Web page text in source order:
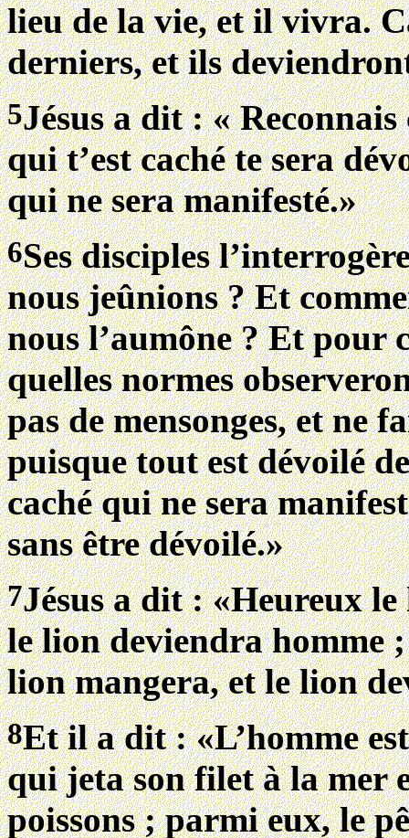
lieu de la vie, et il vivra.
derniers, et ils
5Jésus a dit : «
qui t’est caché te sera
qui ne sera manifesté.»
6Ses disciples
nous jeûnions ? Et
nous l’aumône ? Et pour
quelles normes
pas de mensonges, et ne
puisque tout est dévoilé
caché qui ne sera
sans être dévoilé.»
7Jésus a dit : «Heureux
le lion deviendra homme
lion mangera, et le lion
8Et il a dit : «L’homme
qui jeta son filet à la mer
poissons ; parmi eux, le